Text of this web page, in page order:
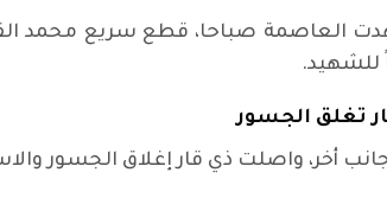
العاصمة صباحا، قطع سريع محمد
للشهيد.
تغلق الجسور
أخر، واصلت ذي قار إغلاق الجسور